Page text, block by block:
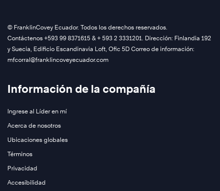
©️ FranklinCovey Ecuador. Todos los derechos reservados.
Contáctenos +593 99 8371615 & + 593 2 3331201. Dirección: Finlandia 192
y Suecia, Edificio Escandinavia Loft, Ofic 5D Correo de información:
mfcorral@franklincoveyecuador.com
Información de la compañía
Ingrese al Líder en mí
Acerca de nosotros
Ubicaciones globales
Términos
Privacidad
Accesibilidad